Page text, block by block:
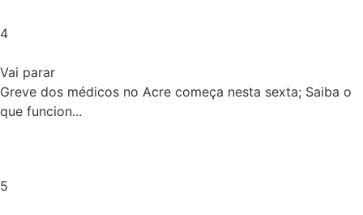
4
Vai parar
Greve dos médicos no Acre começa nesta sexta; Saiba o
que funcion...
5